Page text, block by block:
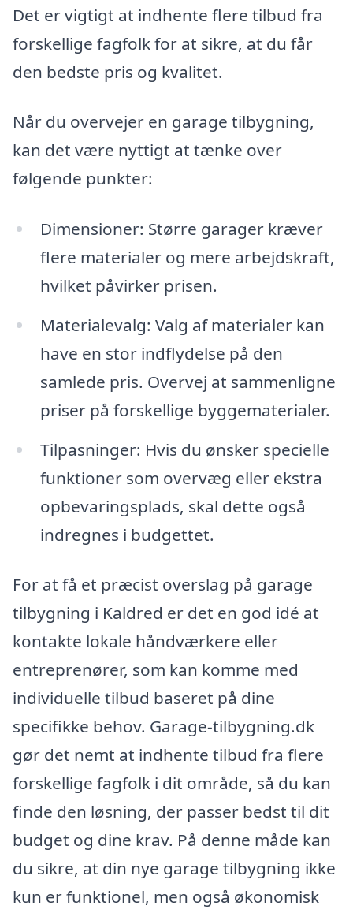
Det er vigtigt at indhente flere tilbud fra
forskellige fagfolk for at sikre, at du får
den bedste pris og kvalitet.
Når du overvejer en garage tilbygning,
kan det være nyttigt at tænke over
følgende punkter:
Dimensioner: Større garager kræver
flere materialer og mere arbejdskraft,
hvilket påvirker prisen.
Materialevalg: Valg af materialer kan
have en stor indflydelse på den
samlede pris. Overvej at sammenligne
priser på forskellige byggematerialer.
Tilpasninger: Hvis du ønsker specielle
funktioner som overvæg eller ekstra
opbevaringsplads, skal dette også
indregnes i budgettet.
For at få et præcist overslag på garage
tilbygning i Kaldred er det en god idé at
kontakte lokale håndværkere eller
entreprenører, som kan komme med
individuelle tilbud baseret på dine
specifikke behov. Garage-tilbygning.dk
gør det nemt at indhente tilbud fra flere
forskellige fagfolk i dit område, så du kan
finde den løsning, der passer bedst til dit
budget og dine krav. På denne måde kan
du sikre, at din nye garage tilbygning ikke
kun er funktionel, men også økonomisk